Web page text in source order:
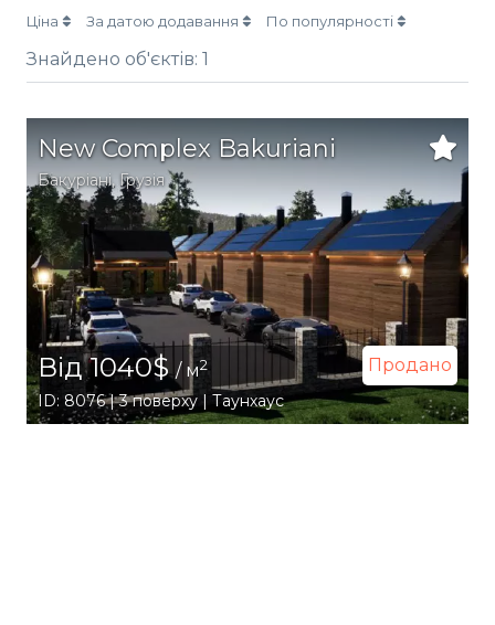
Ціна За датою додавання По популярності
Знайдено об'єктів: 1
New Complex Bakuriani
Бакуріані, Грузія
Від 1040$/ м2 Продано
ID: 8076 | 3 поверху | Таунхаус